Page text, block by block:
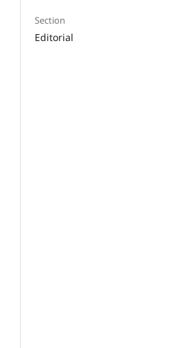
Section
Editorial